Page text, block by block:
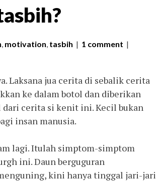
, motivation, tasbih | 1 comment |
Laksana jua cerita di sebalik cerita
ke dalam botol dan diberikan
dari cerita si kenit ini. Kecil bukan
insan manusia.
lagi. Itulah simptom-simptom
ini. Daun berguguran
kini hanya tinggal jari-jari